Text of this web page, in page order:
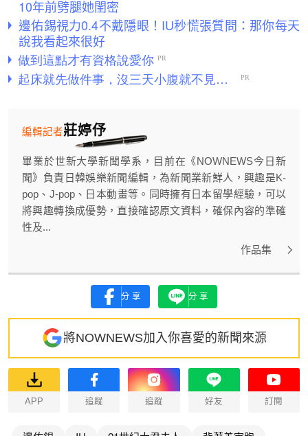
10年前劈腿她閨密
邊佑錫視力0.4不戴隱眼！IU秒慌張質問：那你每天
說我看起來很好
莊婷伃
編輯記者
畢業於世新大學新聞學系，目前在《NOWNEWS今日新
聞》負責日韓娛樂新聞編輯，為新聞業新鮮人，興趣是K-
pop、J-pop、日本動畫等。同時擁有日本留學經驗，可以
將興趣轉換成優勢，直接確認原文資料，確保內容的準確
性及...
作品集
分享 分享
將NOWNEWS加入你喜愛的新聞來源
APP 追蹤 追蹤 好友 訂閱